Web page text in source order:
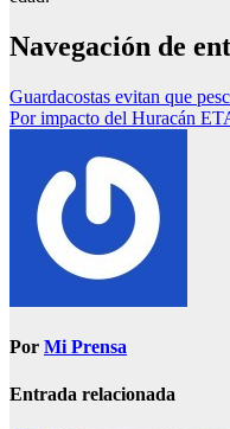
Navegación de
Guardacostas evitan que
Por impacto del Huracán
Por Mi Prensa
Entrada relacionada